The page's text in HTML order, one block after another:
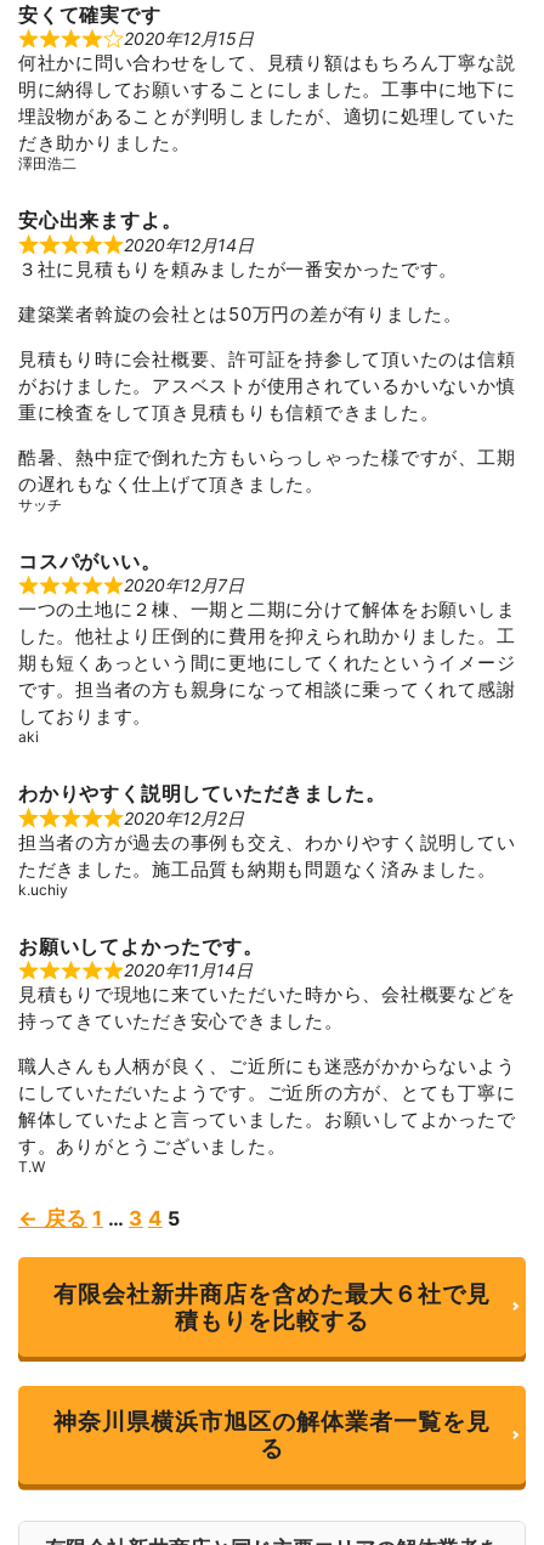
安くて確実です
R
a
t
e
d
4
o
u
f
5
2020年12月15日
何社かに問い合わせをして、見積り額はもちろん丁寧な説
明に納得してお願いすることにしました。工事中に地下に
埋設物があることが判明しましたが、適切に処理していた
だき助かりました。
澤田浩二
安心出来ますよ。
R
a
e
d
o
u
t
o
f
2020年12月14日
３社に見積もりを頼みましたが一番安かったです。
建築業者斡旋の会社とは50万円の差が有りました。
見積もり時に会社概要、許可証を持参して頂いたのは信頼
がおけました。アスベストが使用されているかいないか慎
重に検査をして頂き見積もりも信頼できました。
酷暑、熱中症で倒れた方もいらっしゃった様ですが、工期
の遅れもなく仕上げて頂きました。
サッチ
コスパがいい。
R
a
e
d
5
o
u
t
2020年12月7日
一つの土地に２棟、一期と二期に分けて解体をお願いしま
した。他社より圧倒的に費用を抑えられ助かりました。工
期も短くあっという間に更地にしてくれたというイメージ
です。担当者の方も親身になって相談に乗ってくれて感謝
しております。
aki
わかりやすく説明していただきました。
R
a
t
e
u
t
o
f
5
2020年12月2日
担当者の方が過去の事例も交え、わかりやすく説明してい
ただきました。施工品質も納期も問題なく済みました。
k.uchiy
お願いしてよかったです。
R
a
t
e
5
o
u
t
o
f
2020年11月14日
見積もりで現地に来ていただいた時から、会社概要などを
持ってきていただき安心できました。
職人さんも人柄が良く、ご近所にも迷惑がかからないよう
にしていただいたようです。ご近所の方が、とても丁寧に
解体していたよと言っていました。お願いしてよかったで
す。ありがとうございました。
T.W
Site
Reviews
navigation
← 戻る Page
1 … Page
3 Page
4 Page
5
有限会社新井商店を含めた最大６社で見
積もりを比較する
神奈川県横浜市旭区の解体業者一覧を見
る